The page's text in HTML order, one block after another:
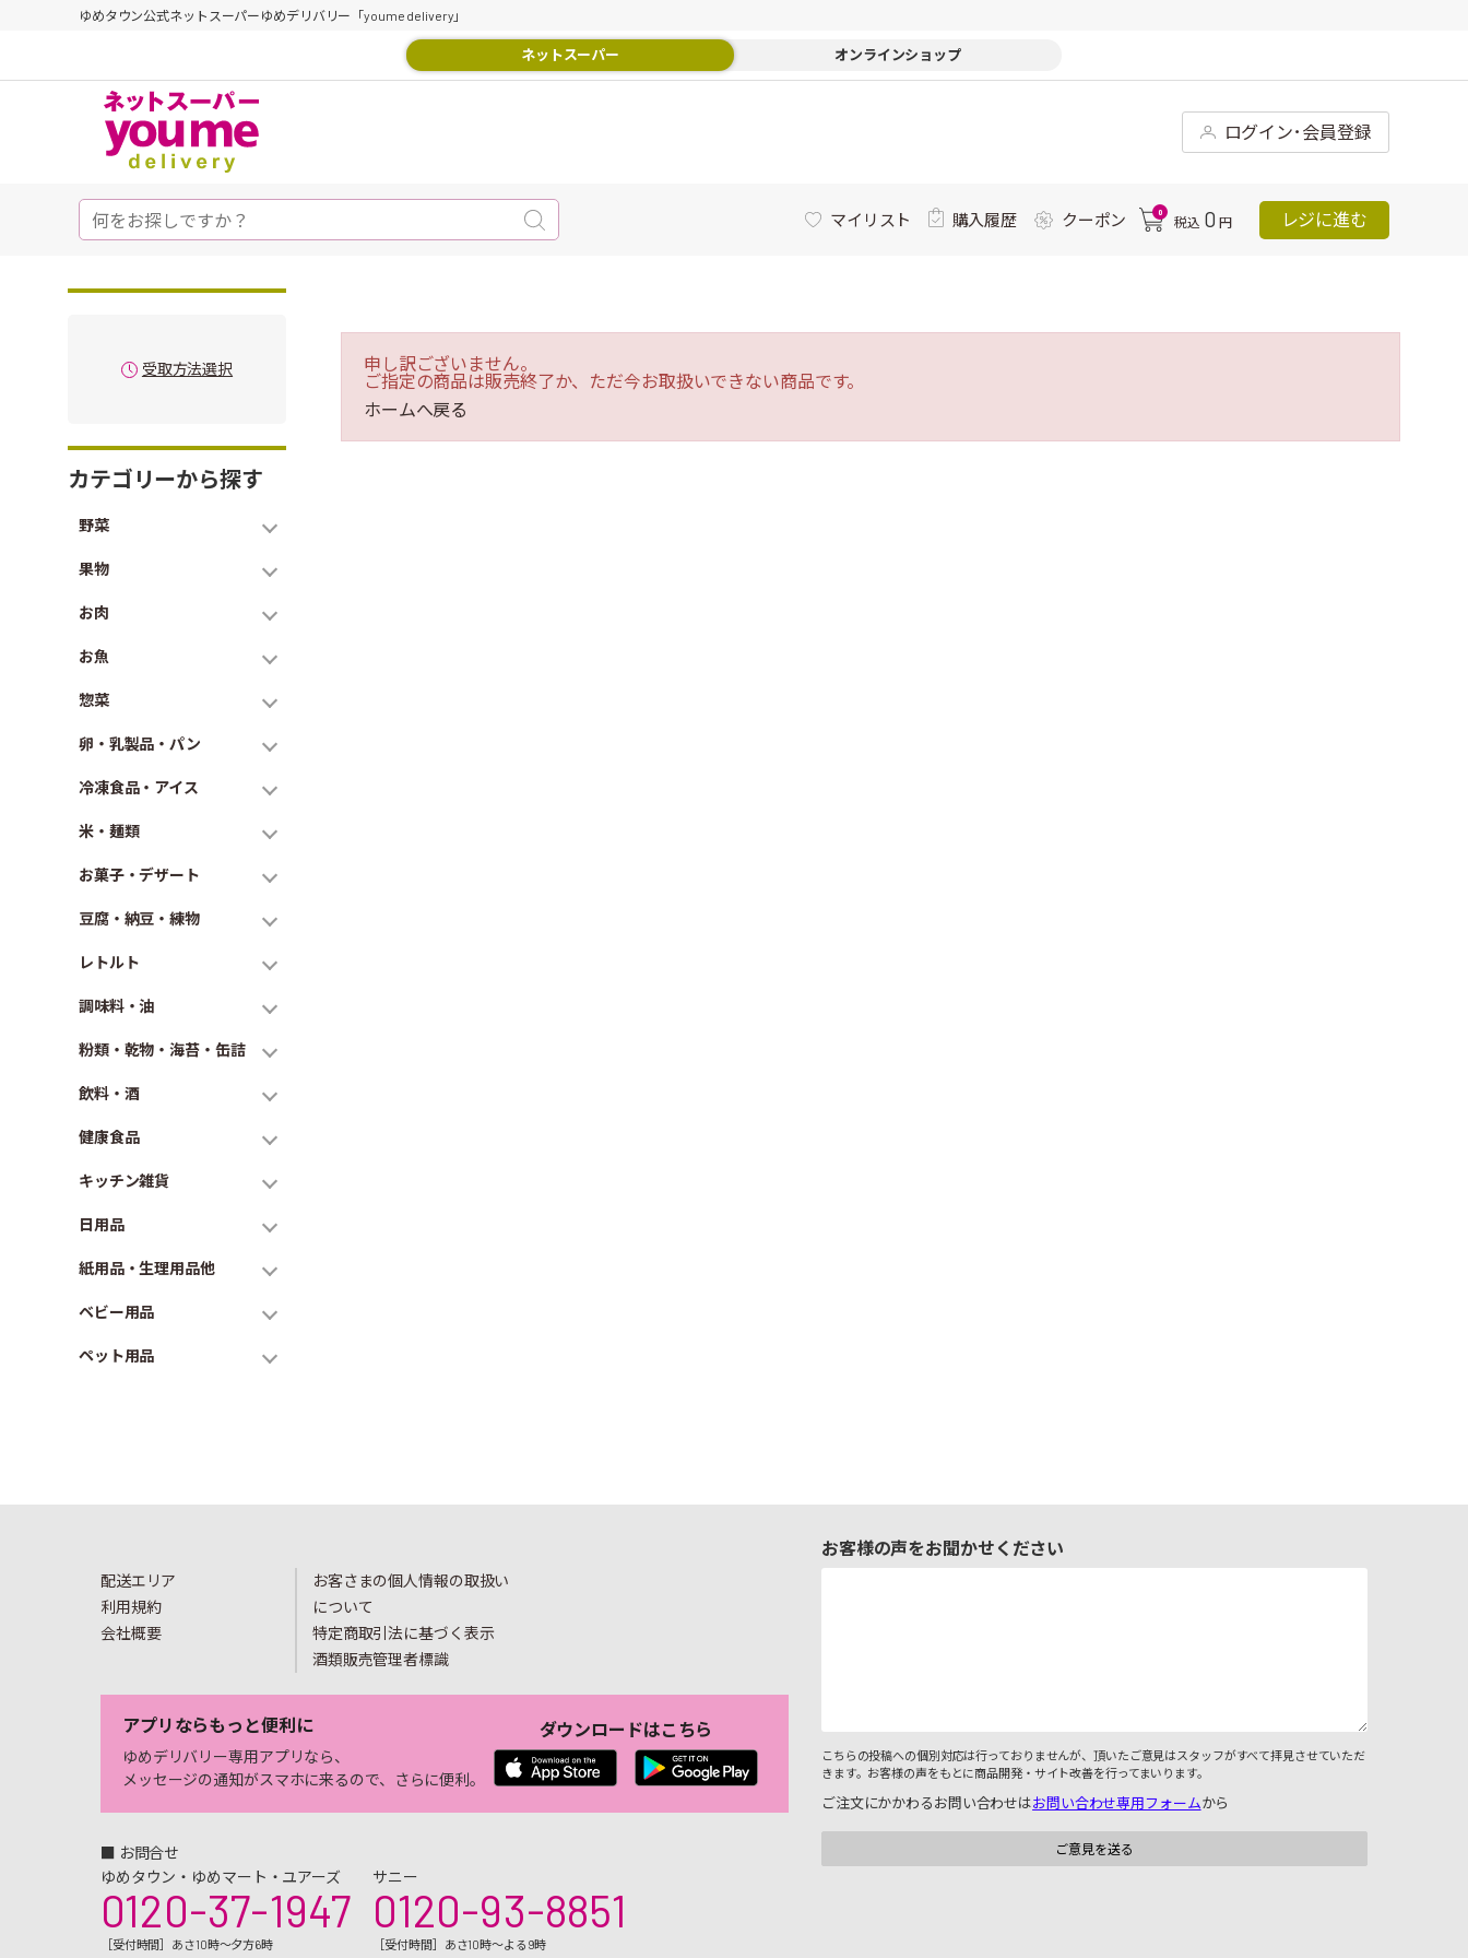
ゆめタウン公式ネットスーパーゆめデリバリー「youme delivery」
ネットスーパー オンラインショップ
ログイン･会員登録
マイリスト 購入履歴 クーポン 0
税込 0 円 レジに進む
受取方法選択
カテゴリーから探す
野菜
果物
お肉
お魚
惣菜
卵・乳製品・パン
冷凍食品・アイス
米・麺類
お菓子・デザート
豆腐・納豆・練物
レトルト
調味料・油
粉類・乾物・海苔・缶詰
飲料・酒
健康食品
キッチン雑貨
日用品
紙用品・生理用品他
ベビー用品
ペット用品
申し訳ございません。
ご指定の商品は販売終了か、ただ今お取扱いできない商品です。
ホームへ戻る
配送エリア
利用規約
会社概要
お客さまの個人情報の取扱い
について
特定商取引法に基づく表示
酒類販売管理者標識
アプリならもっと便利に
ゆめデリバリー専用アプリなら、
メッセージの通知がスマホに来るので、さらに便利。
ダウンロードはこちら
■ お問合せ
ゆめタウン・ゆめマート・ユアーズ
0120-37-1947
［受付時間］あさ10時～夕方6時
サニー
0120-93-8851
［受付時間］あさ10時～よる9時
お客様の声をお聞かせください
こちらの投稿への個別対応は行っておりませんが、頂いたご意見はスタッフがすべて拝見させていただ
きます。お客様の声をもとに商品開発・サイト改善を行ってまいります。
ご注文にかかわるお問い合わせはお問い合わせ専用フォームから